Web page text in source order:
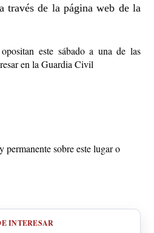
través de la página web de la
permanente sobre este lugar o
INTERESAR